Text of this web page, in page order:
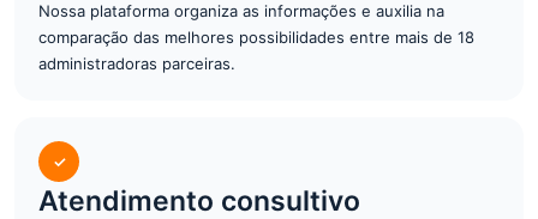
Nossa plataforma organiza as informações e auxilia na
comparação das melhores possibilidades entre mais de 18
administradoras parceiras.
✓
Atendimento consultivo